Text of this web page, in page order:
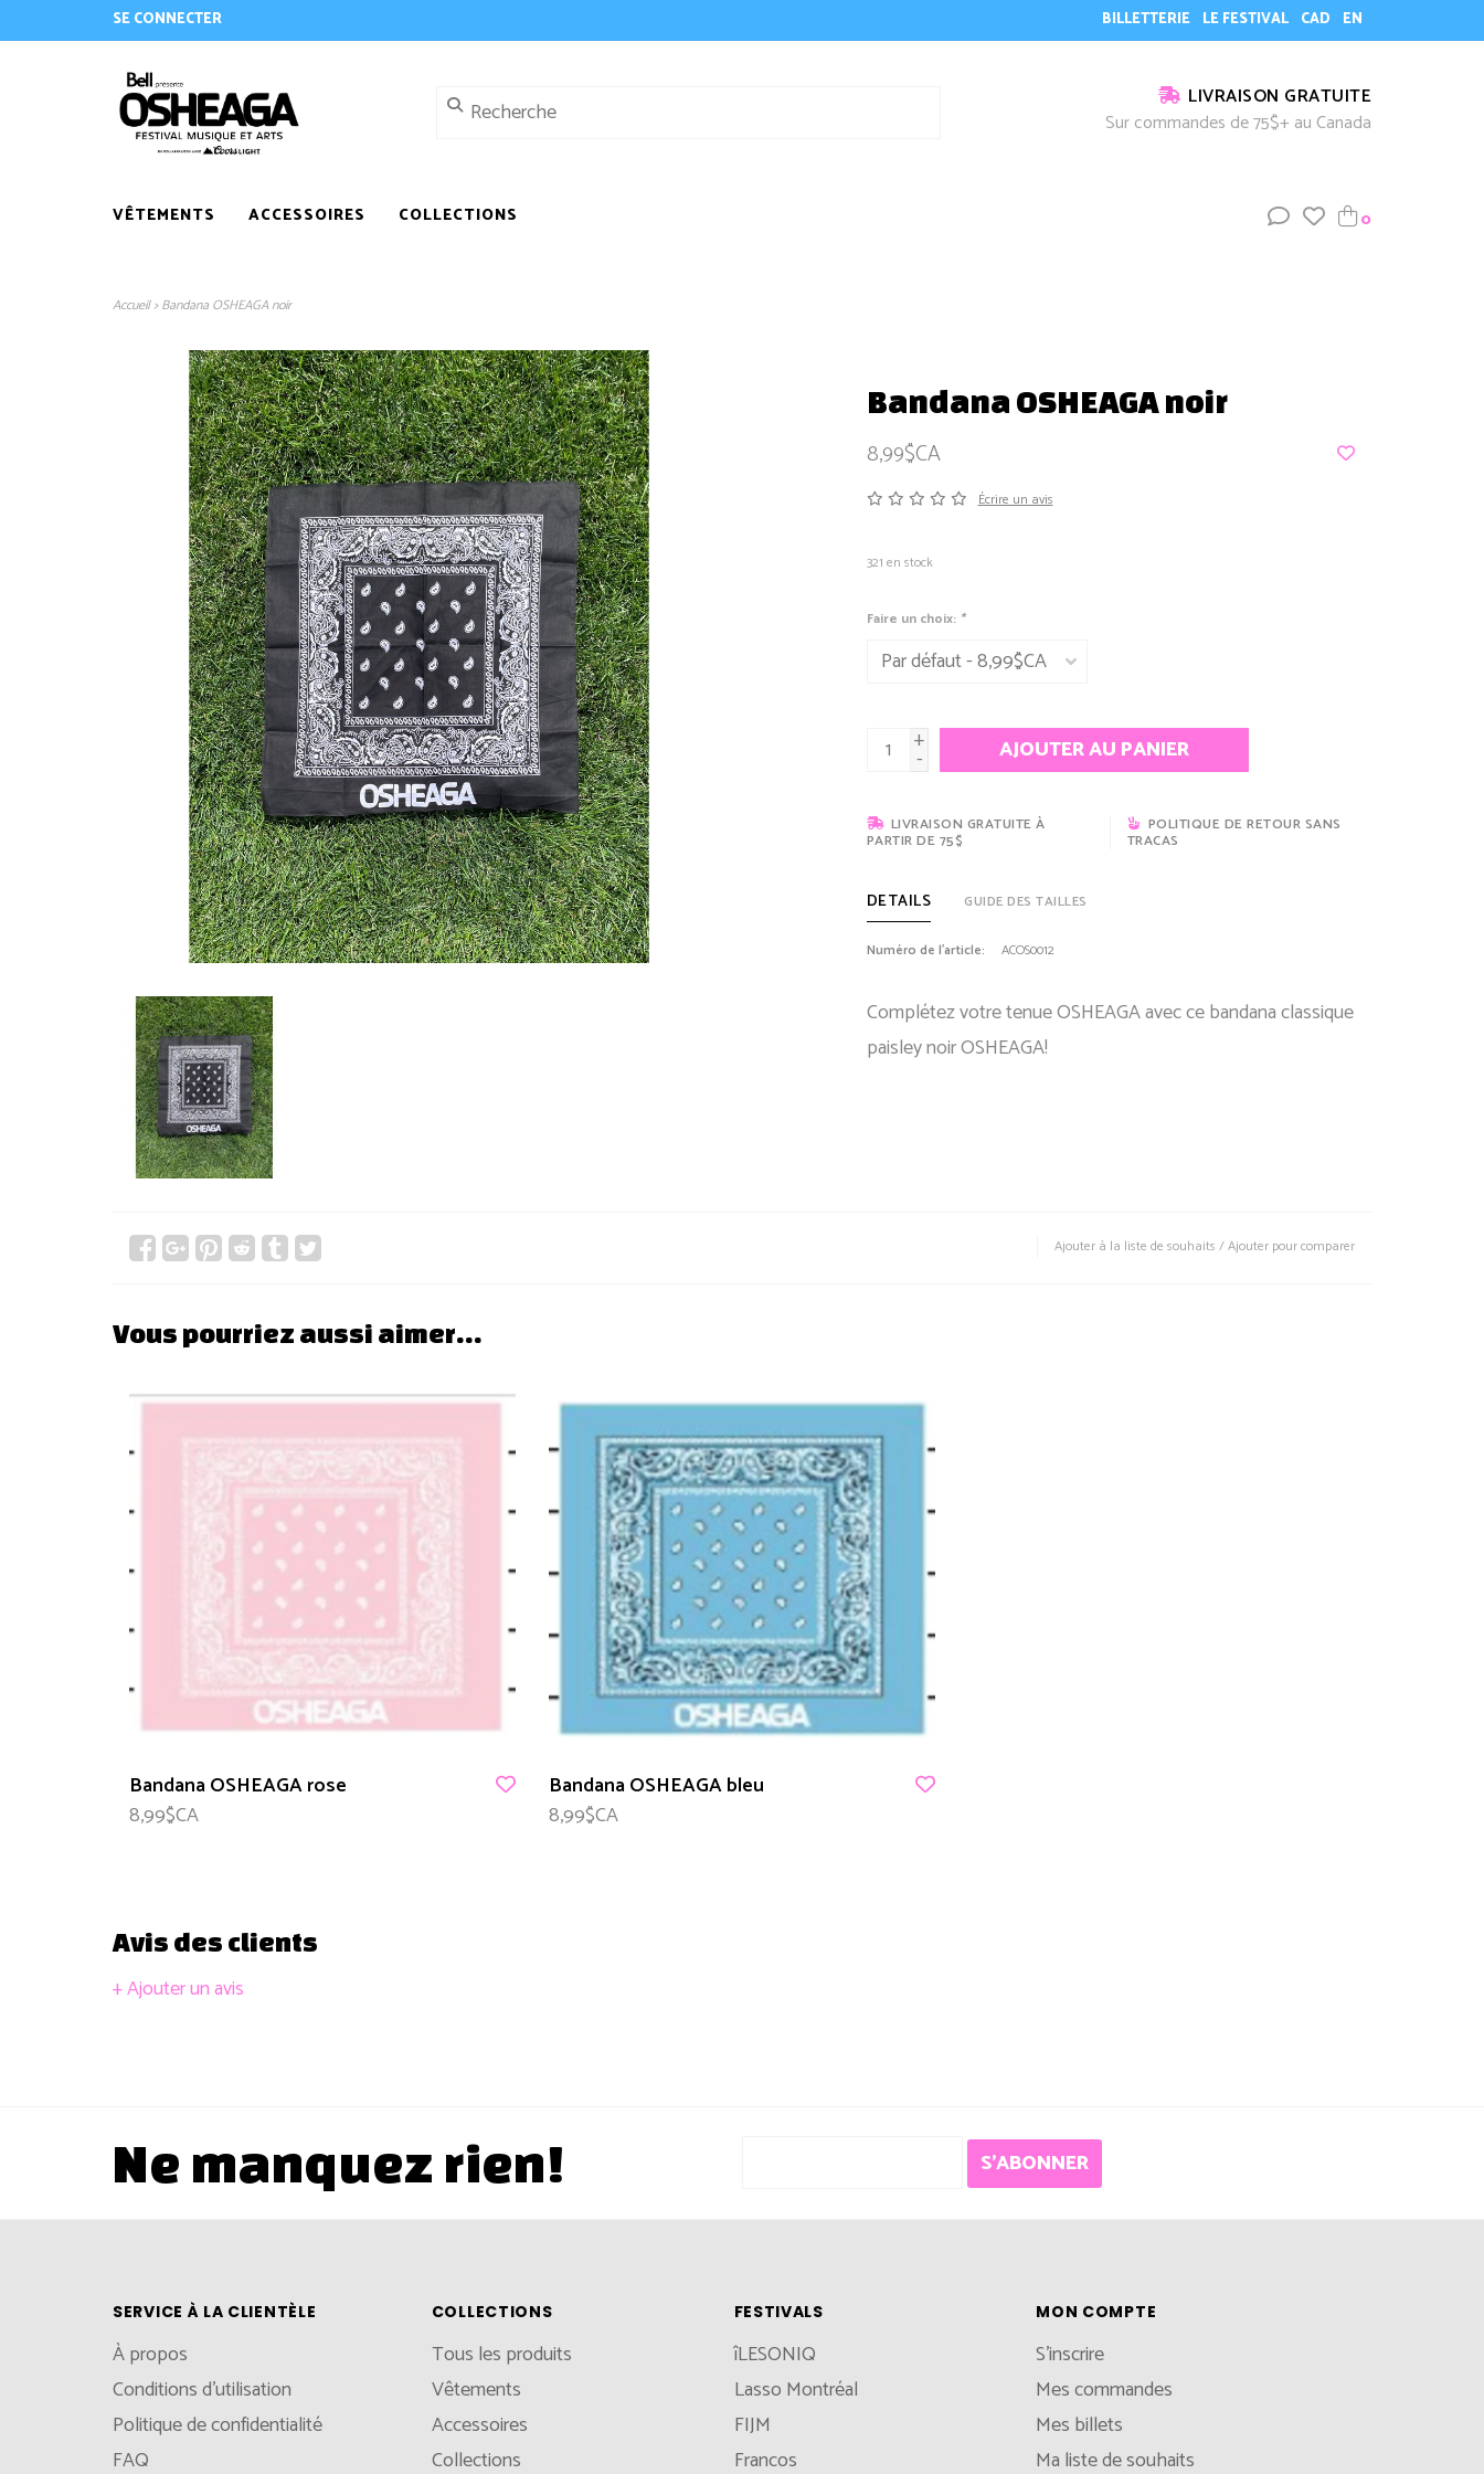
SE CONNECTER BILLETTERIE LE FESTIVAL CAD EN
LIVRAISON GRATUITE
Sur commandes de 75$+ au Canada
VÊTEMENTS ACCESSOIRES COLLECTIONS 0
Accueil> Bandana OSHEAGA noir
Bandana OSHEAGA noir
8,99$CA
Écrire un avis
321 en stock
Faire un choix: *
+
- AJOUTER AU PANIER
LIVRAISON GRATUITE À
PARTIR DE 75$
POLITIQUE DE RETOUR SANS
TRACAS
DETAILS GUIDE DES TAILLES
Numéro de l'article: ACOS0012
Complétez votre tenue OSHEAGA avec ce bandana classique
paisley noir OSHEAGA!
Ajouter à la liste de souhaits /Ajouter pour comparer
Vous pourriez aussi aimer…
Bandana OSHEAGA rose
8,99$CA
Bandana OSHEAGA bleu
8,99$CA
Avis des clients
+ Ajouter un avis
Ne manquez rien! S'ABONNER
SERVICE À LA CLIENTÈLE
À propos
Conditions d'utilisation
Politique de confidentialité
FAQ
COLLECTIONS
Tous les produits
Vêtements
Accessoires
Collections
FESTIVALS
îLESONIQ
Lasso Montréal
FIJM
Francos
MON COMPTE
S'inscrire
Mes commandes
Mes billets
Ma liste de souhaits